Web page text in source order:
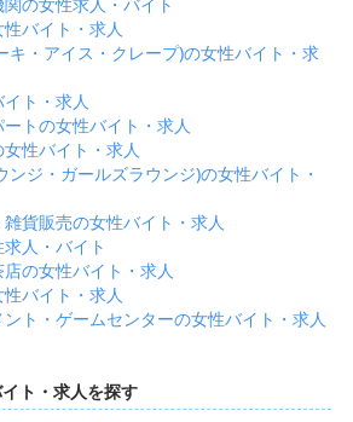
バイト・求人
キ・アイス・クレープ)の女性バイト・求
ト・求人
トの女性バイト・求人
性バイト・求人
ンジ・ガールズラウンジ)の女性バイト・
貨販売の女性バイト・求人
人・バイト
の女性バイト・求人
バイト・求人
ト・ゲームセンターの女性バイト・求人
ト・求人を探す